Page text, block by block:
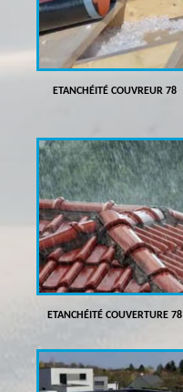
ETANCHÉITÉ COUVREUR 78
ETANCHÉITÉ COUVERTURE 78